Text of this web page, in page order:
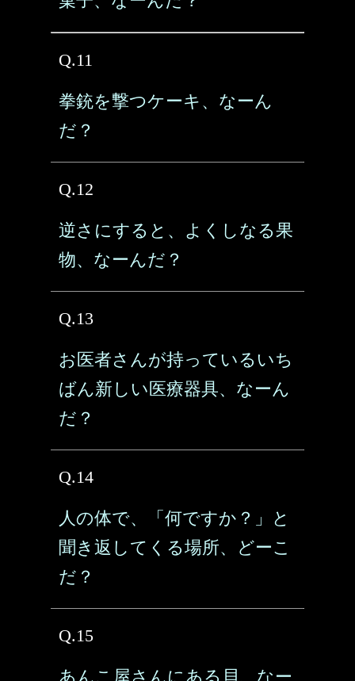
Q.11
拳銃を撃つケーキ、なーん
だ？
Q.12
逆さにすると、よくしなる果
物、なーんだ？
Q.13
お医者さんが持っているいち
ばん新しい医療器具、なーん
だ？
Q.14
人の体で、「何ですか？」と
聞き返してくる場所、どーこ
だ？
Q.15
あんこ屋さんにある貝、なー